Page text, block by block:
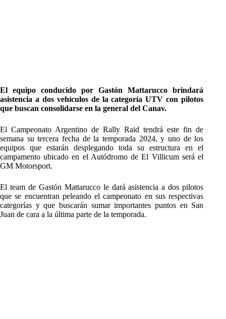
El equipo conducido por Gastón Mattarucco brindará
asistencia a dos vehículos de la categoría UTV con pilotos
que buscan consolidarse en la general del Canav.
El Campeonato Argentino de Rally Raid tendrá este fin de
semana su tercera fecha de la temporada 2024, y uno de los
equipos que estarán desplegando toda su estructura en el
campamento ubicado en el Autódromo de El Villicum será el
GM Motorsport.
El team de Gastón Mattarucco le dará asistencia a dos pilotos
que se encuentran peleando el campeonato en sus respectivas
categorías y que buscarán sumar importantes puntos en San
Juan de cara a la última parte de la temporada.